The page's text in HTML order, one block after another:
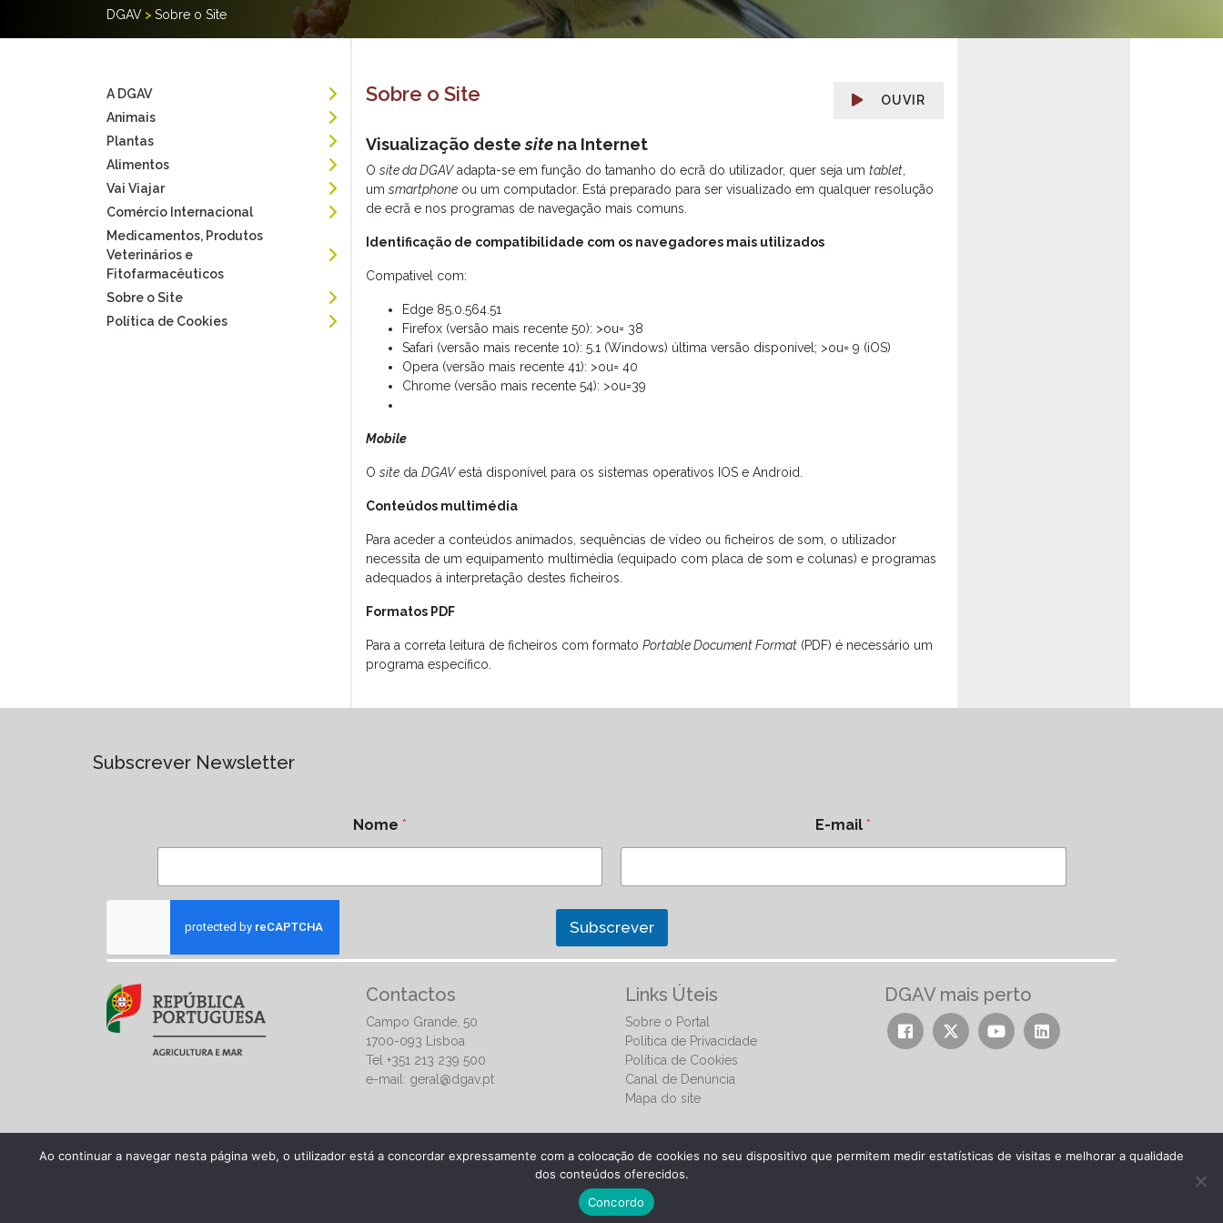
DGAV > Sobre o Site
A DGAV
Animais
Plantas
Alimentos
Vai Viajar
Comércio Internacional
Medicamentos, Produtos
Veterinários e
Fitofarmacêuticos
Sobre o Site
Política de Cookies
OUVIR
Sobre o Site
Visualização destesite na Internet
O site da DGAVadapta-se em função do tamanho do ecrã do utilizador, quer seja um tablet
um smartphone ou um computador. Está preparado para ser visualizado em qualquer resolução
de ecrã e nos programas de navegação mais comuns.
Identificação de compatibilidade com os navegadores mais utilizados
Compativel com:
Edge 85.0.564.51
Firefox (versão mais recente 50): >ou= 38
Safari (versão mais recente 10): 5.1 (Windows) última versão disponível; >ou= 9 (iOS)
Opera (versão mais recente 41): >ou= 40
Chrome (versão mais recente 54): >ou=39
Mobile
O site da DGAVestá disponível para os sistemas operativos IOS e Android.
Conteúdos multimédia
Para aceder a conteúdos animados, sequências de vídeo ou ficheiros de som, o utilizador
necessita de um equipamento multimédia (equipado com placa de som e colunas) e programas
adequados à interpretação destes ficheiros.
Formatos PDF
Para a correta leitura de ficheiros com formato Portable Document Format (PDF) é necessário um
programa específico.
Subscrever Newsletter
Nome * E-mail*
Subscrever
Contactos
Campo Grande, 50
1700-093 Lisboa
Tel +351 213 239 500
e-mail: geral@dgav.pt
Links Úteis
Sobre o Portal
Política de Privacidade
Política de Cookies
Canal de Denúncia
Mapa do site
DGAV mais perto
Ao continuar a navegar nesta página web, o utilizador está a concordar expressamente com a colocação de cookies no seu dispositivo que permitem medir estatísticas de visitas e melhorar a qualidade
dos conteúdos oferecidos.
Concordo